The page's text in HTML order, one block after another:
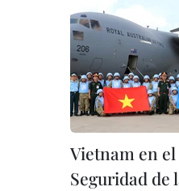
Vietnam en
Seguridad de